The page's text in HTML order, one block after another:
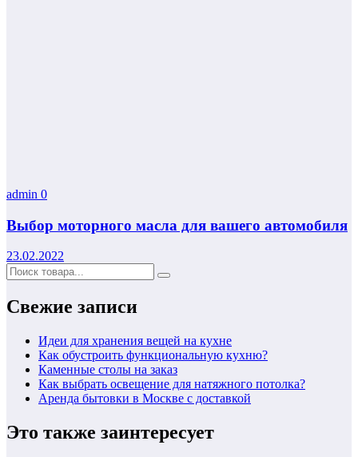
admin 0
Выбор моторного масла для вашего автомобиля
23.02.2022
Свежие записи
Идеи для хранения вещей на кухне
Как обустроить функциональную кухню?
Каменные столы на заказ
Как выбрать освещение для натяжного потолка?
Аренда бытовки в Москве с доставкой
Это также заинтересует